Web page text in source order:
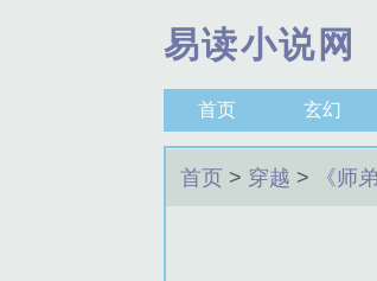
易读小说网
首页 玄幻
首页 > 穿越 > 《师